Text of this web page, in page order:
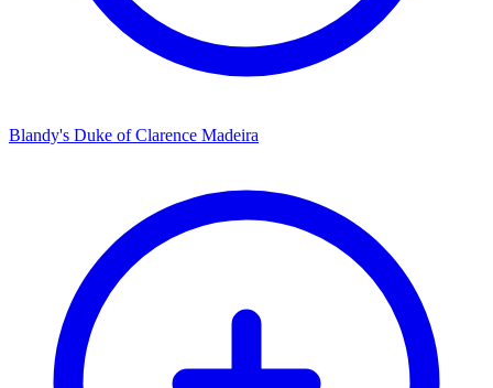
Blandy's Duke of Clarence Madeira